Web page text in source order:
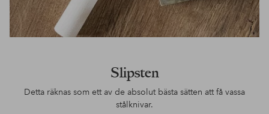
Slipsten
Detta räknas som ett av de absolut bästa sätten att få vassa
stålknivar.